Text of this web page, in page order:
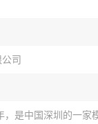
司
是中国深圳的一家